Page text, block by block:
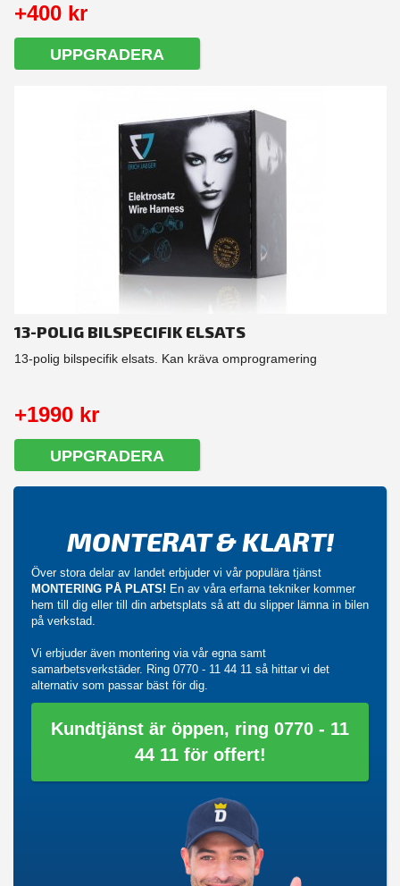
+400 kr
UPPGRADERA
13-POLIG BILSPECIFIK ELSATS
13-polig bilspecifik elsats. Kan kräva omprogramering
+1990 kr
UPPGRADERA
MONTERAT & KLART!
Över stora delar av landet erbjuder vi vår populära tjänst
MONTERING PÅ PLATS! En av våra erfarna tekniker kommer
hem till dig eller till din arbetsplats så att du slipper lämna in bilen
på verkstad.
Vi erbjuder även montering via vår egna samt
samarbetsverkstäder. Ring 0770 - 11 44 11 så hittar vi det
alternativ som passar bäst för dig.
Kundtjänst är öppen, ring 0770 - 11
44 11 för offert!